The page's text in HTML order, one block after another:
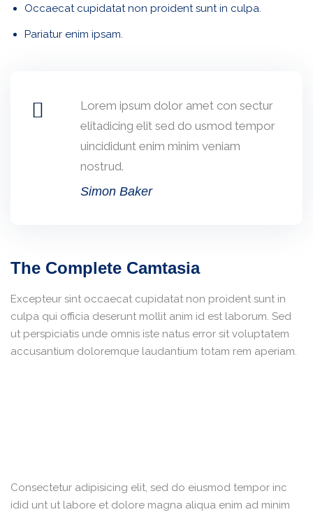
Occaecat cupidatat non proident sunt in culpa.
Pariatur enim ipsam.
Lorem ipsum dolor amet con sectur
elitadicing elit sed do usmod tempor
uincididunt enim minim veniam
nostrud.
Simon Baker
The Complete Camtasia
Excepteur sint occaecat cupidatat non proident sunt in
culpa qui officia deserunt mollit anim id est laborum. Sed
ut perspiciatis unde omnis iste natus error sit voluptatem
accusantium doloremque laudantium totam rem aperiam.
Consectetur adipisicing elit, sed do eiusmod tempor inc
idid unt ut labore et dolore magna aliqua enim ad minim